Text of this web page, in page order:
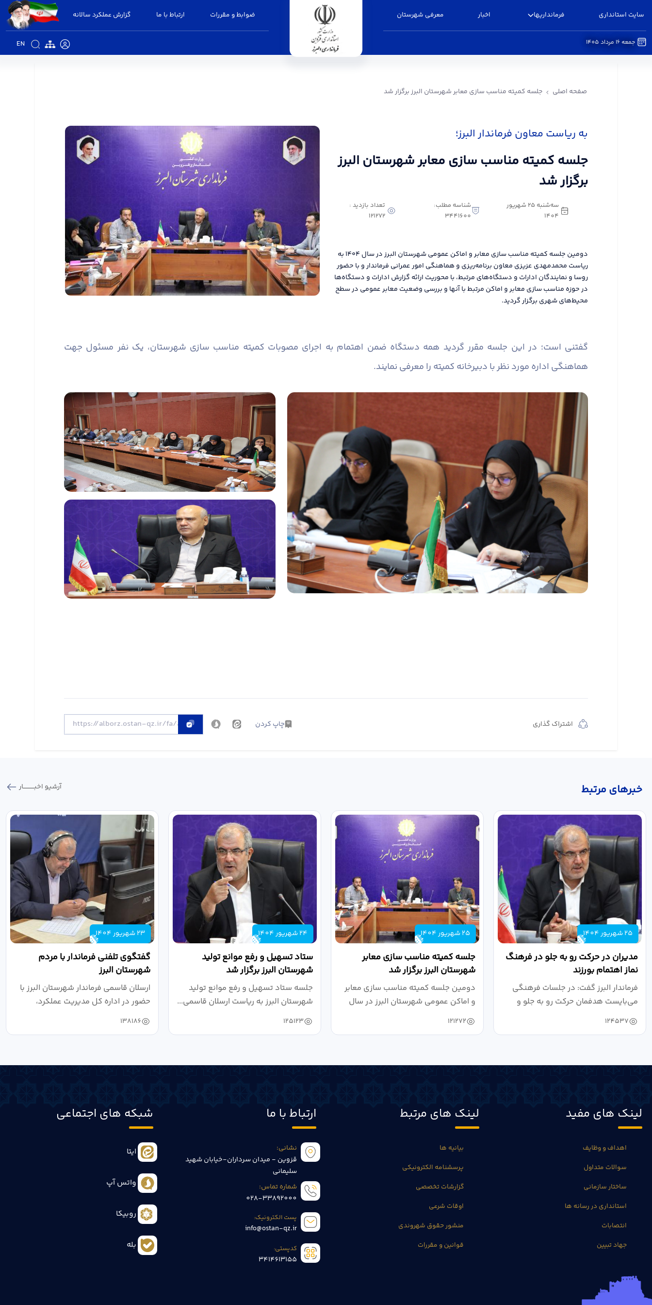
سایت استانداری فرمانداریها اخبار معرفی شهرستان ضوابط و مقررات ارتباط با ما گزارش عملکرد سالانه
EN جمعه 16 مرداد 1405
صفحه اصلی جلسه کمیته مناسب سازی معابر شهرستان البرز برگزار شد
به ریاست معاون فرماندار البرز؛
جلسه کمیته مناسب سازی معابر شهرستان البرز
برگزار شد
سه‌شنبه 25 شهریور
1404
شناسه مطلب:
3441600
تعداد بازدید :
121272
دومین جلسه کمیته مناسب سازی معابر و اماکن عمومی شهرستان البرز در سال ۱۴۰۴ به
ریاست محمدمهدی عزیزی معاون برنامه‌ریزی و هماهنگی امور عمرانی فرماندار و با حضور
روسا و نمایندگان ادارات و دستگاه‌های مرتبط، با محوریت ارائه گزارش ادارات و دستگاه‌ها
در حوزه مناسب سازی معابر و اماکن مرتبط با آنها و بررسی وضعیت معابر عمومی در سطح
محیط‌های شهری برگزار گردید.
گفتنی است؛ در این جلسه مقرر گردید همه دستگاه ضمن اهتمام به اجرای مصوبات کمیته مناسب سازی شهرستان، یک نفر مسئول جهت
هماهنگی اداره مورد نظر با دبیرخانه کمیته را معرفی نمایند.
اشتراک گذاری چاپ کردن
خبر‌های مرتبط آرشیو اخبـــــــــــار
25 شهریور 1404
مدیران در حرکت رو به جلو در فرهنگ
نماز اهتمام بورزند
فرماندار البرز گفت: در جلسات فرهنگی
می‌بایست هدفمان حرکت رو به جلو و
دستیابی...
124537
25 شهریور 1404
جلسه کمیته مناسب سازی معابر
شهرستان البرز برگزار شد
دومین جلسه کمیته مناسب سازی معابر
و اماکن عمومی شهرستان البرز در سال
۱۴۰۴ به...
121272
24 شهریور 1404
ستاد تسهیل و رفع موانع تولید
شهرستان البرز برگزار شد
جلسه ستاد تسهیل و رفع موانع تولید
شهرستان البرز به ریاست ارسلان قاسمی...
125123
23 شهریور 1404
گفتگوی تلفنی فرماندار با مردم
شهرستان البرز
ارسلان قاسمی فرماندار شهرستان البرز با
حضور در اداره کل مدیریت عملکرد،
بازرسی...
138186
لینک های مفید
اهداف و وظایف
سوالات متداول
ساختار سازمانی
استانداری در رسانه ها
انتصابات
جهاد تبیین
لینک های مرتبط
بیانیه ها
پرسشنامه الکترونیکی
گزارشات تخصصی
اوقات شرعی
منشور حقوق شهروندی
قوانین و مقررات
ارتباط با ما
نشانی:
قزوین - میدان سرداران-خیابان شهید
سلیمانی
شماره تماس:
028-33892000
پست الکترونیک:
info@ostan-qz.ir
کدپستی:
3414613155
شبکه های اجتماعی
ایتا
واتس آپ
روبیکا
بله